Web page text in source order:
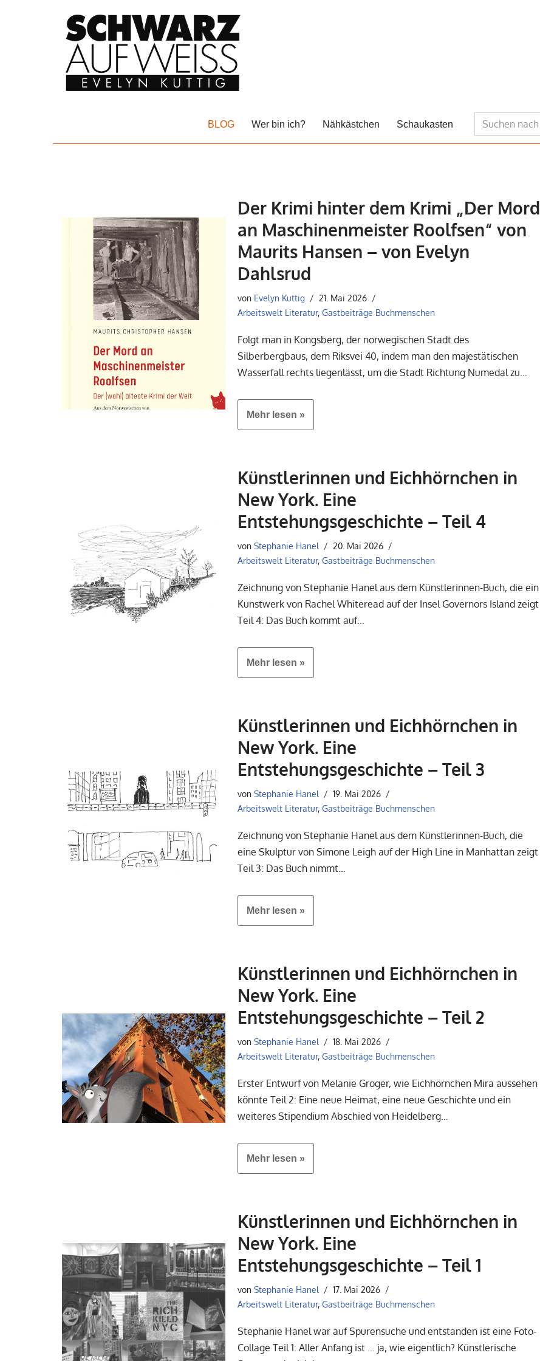
BLOG Wer bin ich? Nähkästchen Schaukasten
Der Krimi hinter dem Krimi „Der Mord
an Maschinenmeister Roolfsen“ von
Maurits Hansen – von Evelyn
Dahlsrud
von Evelyn Kuttig
21. Mai 2026
Arbeitswelt Literatur,Gastbeiträge Buchmenschen
Folgt man in Kongsberg, der norwegischen Stadt des
Silberbergbaus, dem Riksvei 40, indem man den majestätischen
Wasserfall rechts liegenlässt, um die Stadt Richtung Numedal zu…
Mehr lesen »
Künstlerinnen und Eichhörnchen in
New York. Eine
Entstehungsgeschichte – Teil 4
vonStephanie Hanel
20. Mai 2026
Arbeitswelt Literatur,Gastbeiträge Buchmenschen
Zeichnung von Stephanie Hanel aus dem Künstlerinnen-Buch, die ein
Kunstwerk von Rachel Whiteread auf der Insel Governors Island zeigt
Teil 4: Das Buch kommt auf…
Mehr lesen »
Künstlerinnen und Eichhörnchen in
New York. Eine
Entstehungsgeschichte – Teil 3
vonStephanie Hanel
19. Mai 2026
Arbeitswelt Literatur,Gastbeiträge Buchmenschen
Zeichnung von Stephanie Hanel aus dem Künstlerinnen-Buch, die
eine Skulptur von Simone Leigh auf der High Line in Manhattan zeigt
Teil 3: Das Buch nimmt…
Mehr lesen »
Künstlerinnen und Eichhörnchen in
New York. Eine
Entstehungsgeschichte – Teil 2
vonStephanie Hanel
18. Mai 2026
Arbeitswelt Literatur,Gastbeiträge Buchmenschen
Erster Entwurf von Melanie Groger, wie Eichhörnchen Mira aussehen
könnte Teil 2: Eine neue Heimat, eine neue Geschichte und ein
weiteres Stipendium Abschied von Heidelberg…
Mehr lesen »
Künstlerinnen und Eichhörnchen in
New York. Eine
Entstehungsgeschichte – Teil 1
vonStephanie Hanel
17. Mai 2026
Arbeitswelt Literatur,Gastbeiträge Buchmenschen
Stephanie Hanel war auf Spurensuche und entstanden ist eine Foto-
Collage Teil 1: Aller Anfang ist … ja, wie eigentlich? Künstlerische